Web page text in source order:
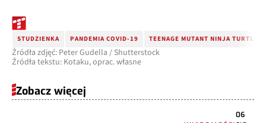
STUDZIENKA PANDEMIA COVID-19 TEENAGE MUTANT NINJA TURTLES
Źródła zdjęć: Peter Gudella / Shutterstock
Źródła tekstu: Kotaku, oprac. własne
Zobacz więcej
06